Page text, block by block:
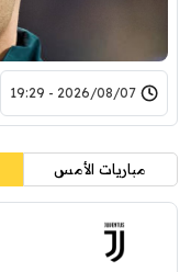
2026/08/07 - 19:29
مباريات الأمس